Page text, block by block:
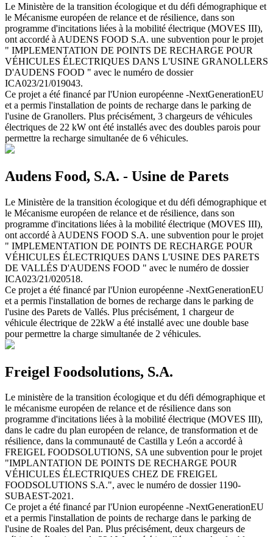
Le Ministère de la transition écologique et du défi démographique et
le Mécanisme européen de relance et de résilience, dans son
programme d'incitations liées à la mobilité électrique (MOVES III),
ont accordé à AUDENS FOOD S.A. une subvention pour le projet
" IMPLEMENTATION DE POINTS DE RECHARGE POUR
VÉHICULES ÉLECTRIQUES DANS L'USINE GRANOLLERS
D'AUDENS FOOD " avec le numéro de dossier
ICA023/21/019043.
Ce projet a été financé par l'Union européenne -NextGenerationEU
et a permis l'installation de points de recharge dans le parking de
l'usine de Granollers. Plus précisément, 3 chargeurs de véhicules
électriques de 22 kW ont été installés avec des doubles parois pour
permettre la recharge simultanée de 6 véhicules.
Audens Food, S.A. - Usine de Parets
Le Ministère de la transition écologique et du défi démographique et
le Mécanisme européen de relance et de résilience, dans son
programme d'incitations liées à la mobilité électrique (MOVES III),
ont accordé à AUDENS FOOD S.A. une subvention pour le projet
" IMPLEMENTATION DE POINTS DE RECHARGE POUR
VÉHICULES ÉLECTRIQUES DANS L'USINE DES PARETS
DE VALLÉS D'AUDENS FOOD " avec le numéro de dossier
ICA023/21/020518.
Ce projet a été financé par l'Union européenne -NextGenerationEU
et a permis l'installation de bornes de recharge dans le parking de
l'usine des Parets de Vallés. Plus précisément, 1 chargeur de
véhicule électrique de 22kW a été installé avec une double base
pour permettre la charge simultanée de 2 véhicules.
Freigel Foodsolutions, S.A.
Le ministère de la transition écologique et du défi démographique et
le mécanisme européen de relance et de résilience dans son
programme d'incitations liées à la mobilité électrique (MOVES III),
dans le cadre du plan européen de relance, de transformation et de
résilience, dans la communauté de Castilla y León a accordé à
FREIGEL FOODSOLUTIONS, SA une subvention pour le projet
"IMPLANTATION DE POINTS DE RECHARGE POUR
VÉHICULES ÉLECTRIQUES CHEZ DE FREIGEL
FOODSOLUTIONS S.A.", avec le numéro de dossier 1190-
SUBAEST-2021.
Ce projet a été financé par l'Union européenne -NextGenerationEU
et a permis l'installation de points de recharge dans le parking de
l'usine de Roales del Pan. Plus précisément, deux chargeurs de